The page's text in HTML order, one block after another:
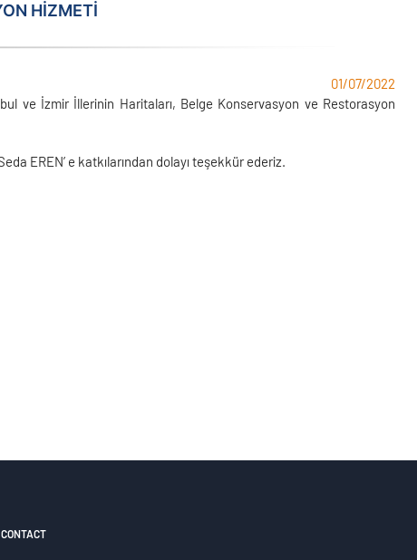
HİZMETİ
01/07/2022
ve İzmir İllerinin Haritaları, Belge Konservasyon ve Restorasyon
EREN’ e katkılarından dolayı teşekkür ederiz.
CONTACT